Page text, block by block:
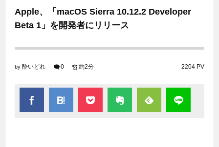
Apple、「macOS Sierra 10.12.2 Developer
Beta 1」を開発者にリリース
by 酔いどれ 0 2204 PV
約2分